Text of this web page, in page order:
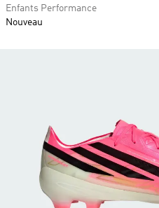
Enfants Performance
Nouveau